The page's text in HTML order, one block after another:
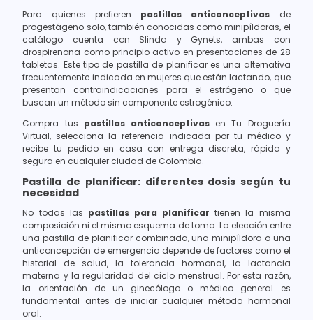
Para quienes prefieren pastillas anticonceptivas de
progestágeno solo, también conocidas como minipíldoras, el
catálogo cuenta con Slinda y Gynets, ambas con
drospirenona como principio activo en presentaciones de 28
tabletas. Este tipo de pastilla de planificar es una alternativa
frecuentemente indicada en mujeres que están lactando, que
presentan contraindicaciones para el estrógeno o que
buscan un método sin componente estrogénico.
Compra tus pastillas anticonceptivas en Tu Droguería
Virtual, selecciona la referencia indicada por tu médico y
recibe tu pedido en casa con entrega discreta, rápida y
segura en cualquier ciudad de Colombia.
Pastilla de planificar: diferentes dosis según tu
necesidad
No todas las pastillas para planificar tienen la misma
composición ni el mismo esquema de toma. La elección entre
una pastilla de planificar combinada, una minipíldora o una
anticoncepción de emergencia depende de factores como el
historial de salud, la tolerancia hormonal, la lactancia
materna y la regularidad del ciclo menstrual. Por esta razón,
la orientación de un ginecólogo o médico general es
fundamental antes de iniciar cualquier método hormonal
oral.